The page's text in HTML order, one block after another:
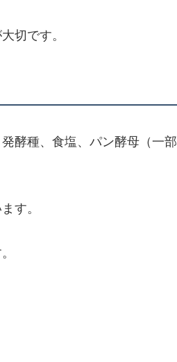
切です。
酵種、食塩、パン酵母（一部
す。